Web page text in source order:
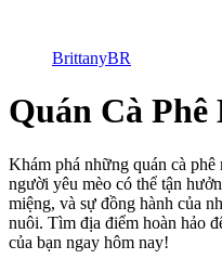
BrittanyBR
Quán Cà
Khám phá những quán cà
người yêu mèo có thể tận
miệng, và sự đồng hành của
nuôi. Tìm địa điểm hoàn hảo
của bạn ngay hôm nay!